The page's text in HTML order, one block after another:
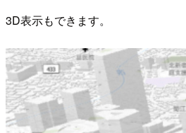
3D表示もできます。